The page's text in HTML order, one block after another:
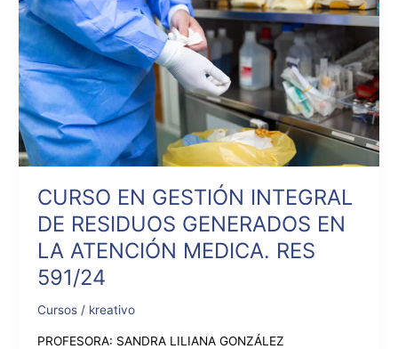
CURSO EN GESTIÓN INTEGRAL
DE RESIDUOS GENERADOS EN
LA ATENCIÓN MEDICA. RES
591/24
Cursos/ kreativo
PROFESORA: SANDRA LILIANA GONZÁLEZ
GESTIÓN
INTEGRAL
RESIDUOS
GENERADOS
EN
LA
ATENCIÓN
MEDICA.
RES
591/24